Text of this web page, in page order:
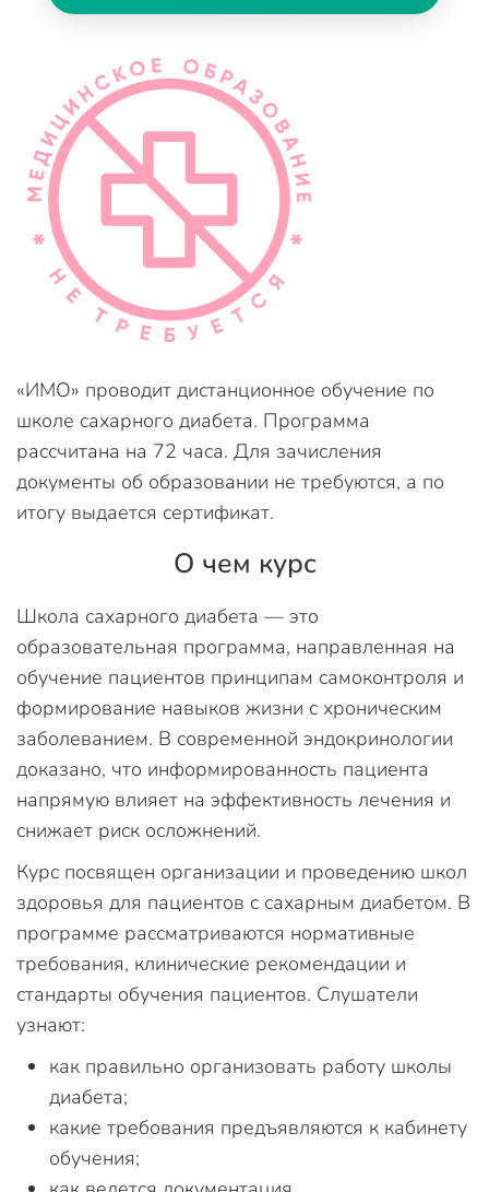
«ИМО» проводит дистанционное обучение по
школе сахарного диабета. Программа
рассчитана на 72 часа. Для зачисления
документы об образовании не требуются, а по
итогу выдается сертификат.
О чем курс
Школа сахарного диабета — это
образовательная программа, направленная на
обучение пациентов принципам самоконтроля и
формирование навыков жизни с хроническим
заболеванием. В современной эндокринологии
доказано, что информированность пациента
напрямую влияет на эффективность лечения и
снижает риск осложнений.
Курс посвящен организации и проведению школ
здоровья для пациентов с сахарным диабетом. В
программе рассматриваются нормативные
требования, клинические рекомендации и
стандарты обучения пациентов. Слушатели
узнают:
как правильно организовать работу школы
диабета;
какие требования предъявляются к кабинету
обучения;